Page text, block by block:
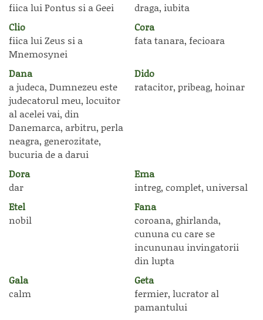
fiica lui Pontus si a Geei
draga, iubita
Clio
fiica lui Zeus si a
Mnemosynei
Cora
fata tanara, fecioara
Dana
a judeca, Dumnezeu este
judecatorul meu, locuitor
al acelei vai, din
Danemarca, arbitru, perla
neagra, generozitate,
bucuria de a darui
Dido
ratacitor, pribeag, hoinar
Dora
dar
Ema
intreg, complet, universal
Etel
nobil
Fana
coroana, ghirlanda,
cununa cu care se
incununau invingatorii
din lupta
Gala
calm
Geta
fermier, lucrator al
pamantului